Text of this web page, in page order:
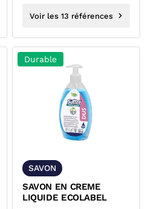
Voir les 13 références
Durable
SAVON
SAVON EN CREME
LIQUIDE ECOLABEL